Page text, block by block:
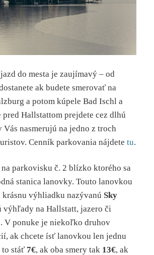
do mesta je zaujímavý – od
ak budete smerovať na
a potom kúpele Bad Ischl a
pred Hallstattom prejdete cez dlhú
Vás nasmerujú na jedno z troch
Cenník parkovania nájdetetu.
parkovisku č. 2 blízko ktorého sa
stanica lanovky. Touto lanovkou
krásnu výhliadku nazývanú Sky
na Hallstatt, jazero či
V ponuke je niekoľko druhov
ak chcete ísť lanovkou len jednu
to stáť 7€, ak oba smery tak 13€, ak